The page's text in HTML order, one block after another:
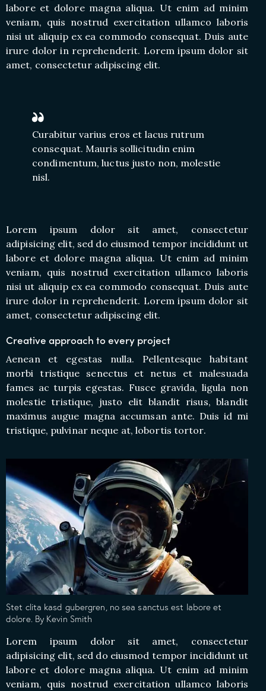
labore et dolore magna aliqua. Ut enim ad minim
veniam, quis nostrud exercitation ullamco laboris
nisi ut aliquip ex ea commodo consequat. Duis aute
irure dolor in reprehenderit. Lorem ipsum dolor sit
amet, consectetur adipiscing elit.
Curabitur varius eros et lacus rutrum
consequat. Mauris sollicitudin enim
condimentum, luctus justo non, molestie
nisl.
Lorem ipsum dolor sit amet, consectetur
adipisicing elit, sed do eiusmod tempor incididunt ut
labore et dolore magna aliqua. Ut enim ad minim
veniam, quis nostrud exercitation ullamco laboris
nisi ut aliquip ex ea commodo consequat. Duis aute
irure dolor in reprehenderit. Lorem ipsum dolor sit
amet, consectetur adipiscing elit.
Creative approach to every project
Aenean et egestas nulla. Pellentesque habitant
morbi tristique senectus et netus et malesuada
fames ac turpis egestas. Fusce gravida, ligula non
molestie tristique, justo elit blandit risus, blandit
maximus augue magna accumsan ante. Duis id mi
tristique, pulvinar neque at, lobortis tortor.
Stet clita kasd gubergren, no sea sanctus est labore et
dolore. By Kevin Smith
Lorem ipsum dolor sit amet, consectetur
adipisicing elit, sed do eiusmod tempor incididunt ut
labore et dolore magna aliqua. Ut enim ad minim
veniam, quis nostrud exercitation ullamco laboris